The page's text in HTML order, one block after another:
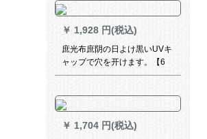
麦色）1メナートダンカーンン
ンンン価格
￥ 1,928 円(税込)
庶光布庶阴の日よけ黒いUVキ
ャップで穴を开けます。【6
針：5メトル*10メトル】
￥ 1,704 円(税込)